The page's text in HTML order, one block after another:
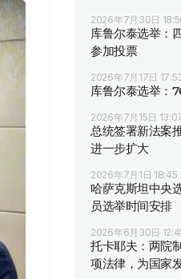
2026年7月30日
库鲁尔泰选举：
参加投票
2026年7月17日
库鲁尔泰选举：
2026年7月15日
总统签署新法案
进一步扩大
2026年7月1日 18:45
哈萨克斯坦中央
员选举时间安排
2026年6月30日
托卡耶夫：两院
项法律，为国家